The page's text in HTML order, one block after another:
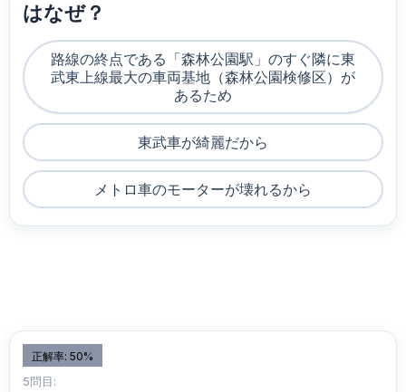
はなぜ？
路線の終点である「森林公園駅」のすぐ隣に東
武東上線最大の車両基地（森林公園検修区）が
あるため
東武車が綺麗だから
メトロ車のモーターが壊れるから
正解率: 50%
5問目: